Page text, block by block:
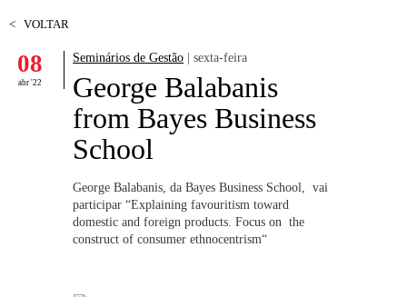
DOCENTES E INVESTIGAÇÃO
COMUNIDADE
LIFE AT NOVA SBE
WHAT'S HAPPENING
< VOLTAR
08
abr '22
Seminários de Gestão | sexta-feira
George Balabanis
from Bayes Business
School
George Balabanis, da Bayes Business School, vai
participar “Explaining favouritism toward
domestic and foreign products. Focus on the
construct of consumer ethnocentrism“